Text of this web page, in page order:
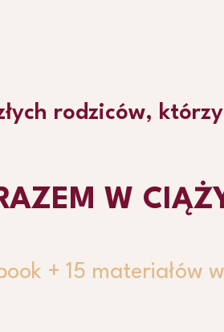
rodziców,
W
+ 15 materiałów